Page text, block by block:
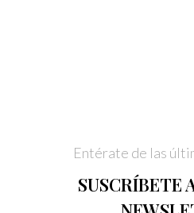
Entérate de las
SUSCRÍBETE